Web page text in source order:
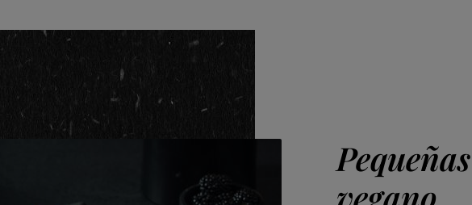
vegano